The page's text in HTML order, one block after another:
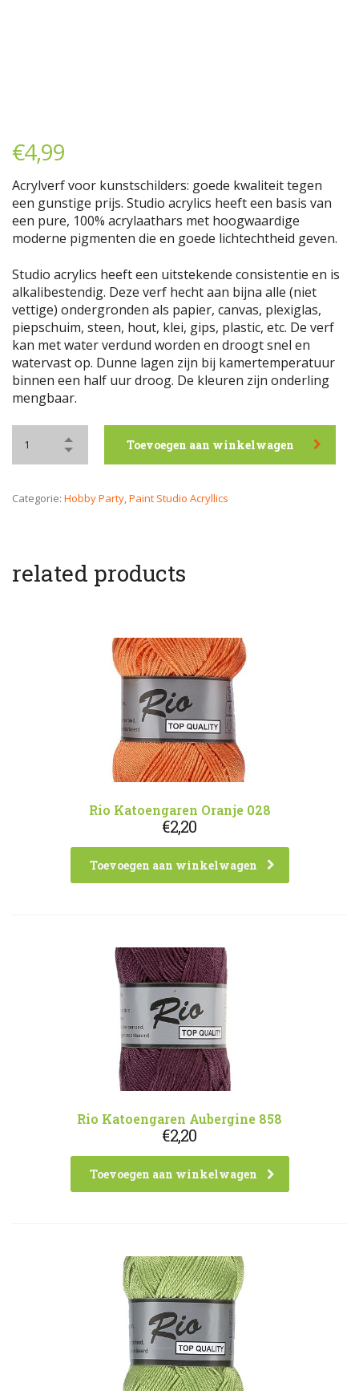
€4,99
Acrylverf voor kunstschilders: goede kwaliteit tegen
een gunstige prijs. Studio acrylics heeft een basis van
een pure, 100% acrylaathars met hoogwaardige
moderne pigmenten die en goede lichtechtheid geven.
Studio acrylics heeft een uitstekende consistentie en is
alkalibestendig. Deze verf hecht aan bijna alle (niet
vettige) ondergronden als papier, canvas, plexiglas,
piepschuim, steen, hout, klei, gips, plastic, etc. De verf
kan met water verdund worden en droogt snel en
watervast op. Dunne lagen zijn bij kamertemperatuur
binnen een half uur droog. De kleuren zijn onderling
mengbaar.
Toevoegen aan winkelwagen
Categorie: Hobby Party,Paint Studio Acryllics
related products
Rio Katoengaren Oranje 028
€2,20
Toevoegen aan winkelwagen
Rio Katoengaren Aubergine 858
€2,20
Toevoegen aan winkelwagen